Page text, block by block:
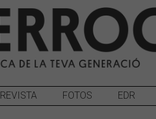
REVISTA FOTOS EDR